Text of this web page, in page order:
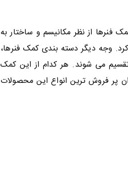
فنرها از نظر مکانیسم و ساختار به
وجه دیگر دسته بندی کمک فنرها،
می شوند. هر کدام از این کمک
پر فروش ترین انواع این محصولات